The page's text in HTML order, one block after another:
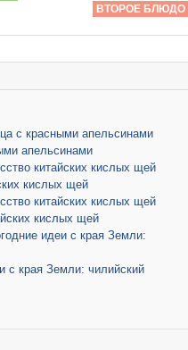
ВТОРОЕ БЛЮДО
с красными апельсинами
апельсинами
китайских кислых щей
кислых щей
китайских кислых щей
кислых щей
идеи с края Земли:
с края Земли: чилийский